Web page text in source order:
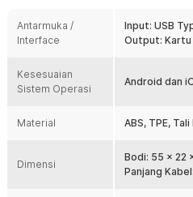
creator, pelajar, maupun pekerja
data.
Sambungkan card reader OTG
dan gadget menggunakan plug
perlu konverter tambahan.
Sistem Plug and Play
Antarmuka /
Interface
Input: USB
Output: Kartu
Kesesuaian
Sistem Operasi
Android dan
Material ABS, TPE,
Dimensi
Bodi: 55 x 22
Panjang